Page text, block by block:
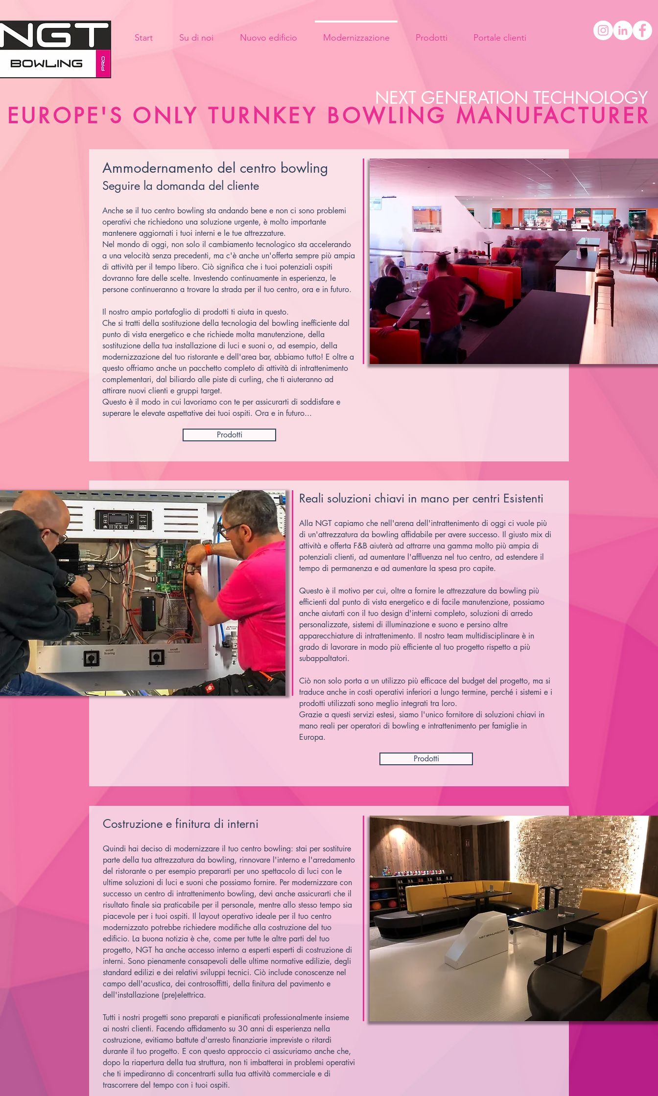
Start Su di noi Nuovo edificio Modernizzazione Prodotti Portale clienti
NEXT GENERATION TECHNOLOGY
EUROPE'S ONLY TURNKEY BOWLING MANUFACTURER
Ammodernamento del centro bowling
Seguire la domanda del cliente
Anche se il tuo centro bowling sta andando bene e non ci sono problemi
operativi che richiedono una soluzione urgente, è molto importante
mantenere aggiornati i tuoi interni e le tue attrezzature.
Nel mondo di oggi, non solo il cambiamento tecnologico sta accelerando
a una velocità senza precedenti, ma c'è anche un'offerta sempre più ampia
di attività per il tempo libero. Ciò significa che i tuoi potenziali ospiti
dovranno fare delle scelte. Investendo continuamente in esperienza, le
persone continueranno a trovare la strada per il tuo centro, ora e in futuro.
Il nostro ampio portafoglio di prodotti ti aiuta in questo.
Che si tratti della sostituzione della tecnologia del bowling inefficiente dal
punto di vista energetico e che richiede molta manutenzione, della
sostituzione della tua installazione di luci e suoni o, ad esempio, della
modernizzazione del tuo ristorante e dell'area bar, abbiamo tutto! E oltre a
questo offriamo anche un pacchetto completo di attività di intrattenimento
complementari, dal biliardo alle piste di curling, che ti aiuteranno ad
attirare nuovi clienti e gruppi target.
Questo è il modo in cui lavoriamo con te per assicurarti di soddisfare e
superare le elevate aspettative dei tuoi ospiti. Ora e in futuro...
Prodotti
Reali soluzioni chiavi in mano per centri Esistenti
Alla NGT capiamo che nell'arena dell'intrattenimento di oggi ci vuole più
di un'attrezzatura da bowling affidabile per avere successo. Il giusto mix di
attività e offerta F&B aiuterà ad attrarre una gamma molto più ampia di
potenziali clienti, ad aumentare l'affluenza nel tuo centro, ad estendere il
tempo di permanenza e ad aumentare la spesa pro capite.
Questo è il motivo per cui, oltre a fornire le attrezzature da bowling più
efficienti dal punto di vista energetico e di facile manutenzione, possiamo
anche aiutarti con il tuo design d'interni completo, soluzioni di arredo
personalizzate, sistemi di illuminazione e suono e persino altre
apparecchiature di intrattenimento. Il nostro team multidisciplinare è in
grado di lavorare in modo più efficiente al tuo progetto rispetto a più
subappaltatori.
Ciò non solo porta a un utilizzo più efficace del budget del progetto, ma si
traduce anche in costi operativi inferiori a lungo termine, perché i sistemi e i
prodotti utilizzati sono meglio integrati tra loro.
Grazie a questi servizi estesi, siamo l'unico fornitore di soluzioni chiavi in ​​
mano reali per operatori di bowling e intrattenimento per famiglie in
Europa.
Prodotti
Costruzione e finitura di interni
Quindi hai deciso di modernizzare il tuo centro bowling: stai per sostituire
parte della tua attrezzatura da bowling, rinnovare l'interno e l'arredamento
del ristorante o per esempio prepararti per uno spettacolo di luci con le
ultime soluzioni di luci e suoni che possiamo fornire. Per modernizzare con
successo un centro di intrattenimento bowling, devi anche assicurarti che il
risultato finale sia praticabile per il personale, mentre allo stesso tempo sia
piacevole per i tuoi ospiti. Il layout operativo ideale per il tuo centro
modernizzato potrebbe richiedere modifiche alla costruzione del tuo
edificio. La buona notizia è che, come per tutte le altre parti del tuo
progetto, NGT ha anche accesso interno a esperti esperti di costruzione di
interni. Sono pienamente consapevoli delle ultime normative edilizie, degli
standard edilizi e dei relativi sviluppi tecnici. Ciò include conoscenze nel
campo dell'acustica, dei controsoffitti, della finitura del pavimento e
dell'installazione (pre)elettrica.
Tutti i nostri progetti sono preparati e pianificati professionalmente insieme
ai nostri clienti. Facendo affidamento su 30 anni di esperienza nella
costruzione, evitiamo battute d'arresto finanziarie impreviste o ritardi
durante il tuo progetto. E con questo approccio ci assicuriamo anche che,
dopo la riapertura della tua struttura, non ti imbatterai in problemi operativi
che ti impediranno di concentrarti sulla tua attività commerciale e di
trascorrere del tempo con i tuoi ospiti.